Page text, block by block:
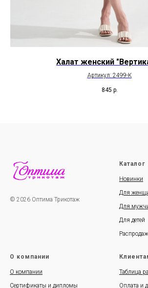
Халат женский
Артикул: 2499-К
845 р.
© 2026 Оптима Трикотаж
Каталог
Новинки
Для
Для
Для детей
О компании
О компании
Сертификаты и дипломы
Таблица
Оплата и